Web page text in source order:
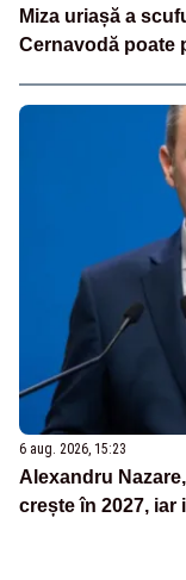
Miza uriașă a
Cernavodă poate
6 aug. 2026, 15:23
Alexandru
crește în 2027, iar